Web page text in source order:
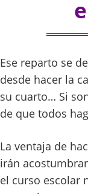
Ese reparto se
desde hacer la
su cuarto… Si
de que todos
La ventaja de
irán
el curso escolar